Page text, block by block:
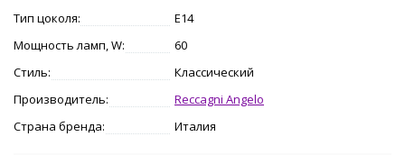
Тип цоколя:
E14
Мощность ламп, W:
60
Стиль:
Классический
Производитель:
Reccagni Angelo
Страна бренда:
Италия